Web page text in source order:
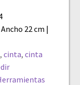
22 cm |
,cinta,cinta